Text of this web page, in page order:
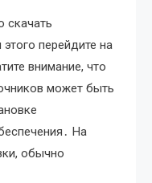
скачать
перейдите на
внимание, что
может быть
На
обычно